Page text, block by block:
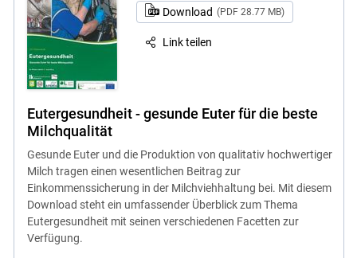
Download (PDF 28.77 MB)
Link teilen
Eutergesundheit - gesunde Euter für die beste
Milchqualität
Gesunde Euter und die Produktion von qualitativ hochwertiger
Milch tragen einen wesentlichen Beitrag zur
Einkommenssicherung in der Milchviehhaltung bei. Mit diesem
Download steht ein umfassender Überblick zum Thema
Eutergesundheit mit seinen verschiedenen Facetten zur
Verfügung.